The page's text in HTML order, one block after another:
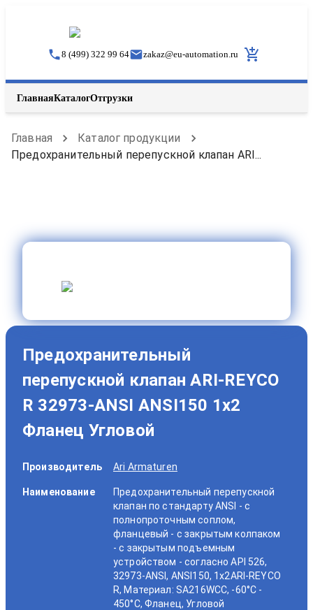
8 (499) 322 99 64 zakaz@eu-automation.ru
ГлавнаяКаталогОтгрузки
Главная
Каталог продукции
Предохранительный перепускной клапан ARI...
Предохранительный
перепускной клапан ARI-REYCO
R 32973-ANSI ANSI150 1x2
Фланец Угловой
Производитель Ari Armaturen
Наименование
Предохранительный перепускной
клапан по стандарту ANSI - с
полнопроточным соплом,
фланцевый - с закрытым колпаком
- с закрытым подъемным
устройством - согласно API 526,
32973-ANSI, ANSI150, 1x2ARI-REYCO
R, Материал: SA216WCC, -60°C -
450°C, Фланец, Угловой